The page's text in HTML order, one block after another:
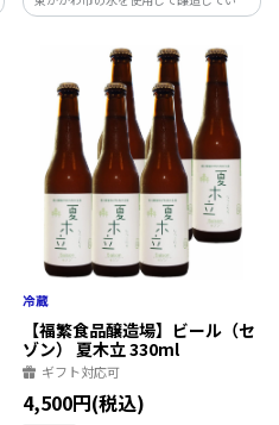
す。焙煎麦芽の香りとほろ苦さが楽しめ、
飲み口や、苦味控えめな黒ビール、どん
な料理にも合う定番ビールの６本セット
です。
【福繁食品醸造場】ビール（セ
ゾン） 夏木立 330ml
ギフト対応可
4,500円(税込)